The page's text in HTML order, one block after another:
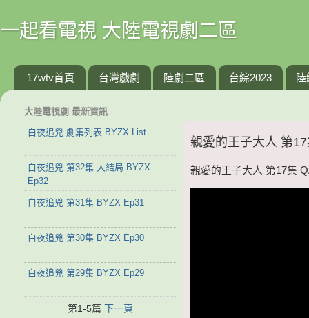
一起看電視 大陸電視劇二區
17wtv首頁 台灣戲劇 陸劇二區 台綜2023 陸
親愛的王子大人 第
親愛的王子大人 第17集
大陸電視劇 最新資訊
白夜追兇 劇集列表 BYZX List
白夜追兇 第32集 大結局 BYZX
Ep32
白夜追兇 第31集 BYZX Ep31
白夜追兇 第30集 BYZX Ep30
白夜追兇 第29集 BYZX Ep29
第1-5篇 下一頁